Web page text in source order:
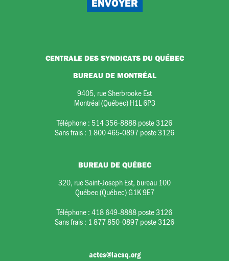
CENTRALE DES SYNDICATS DU QUÉBEC
BUREAU DE MONTRÉAL
9405, rue Sherbrooke Est
Montréal (Québec) H1L 6P3
Téléphone : 514 356-8888 poste 3126
Sans frais : 1 800 465-0897 poste 3126
BUREAU DE QUÉBEC
320, rue Saint-Joseph Est, bureau 100
Québec (Québec) G1K 9E7
Téléphone :418 649-8888 poste 3126
Sans frais : 1 877 850-0897 poste 3126
actes@lacsq.org